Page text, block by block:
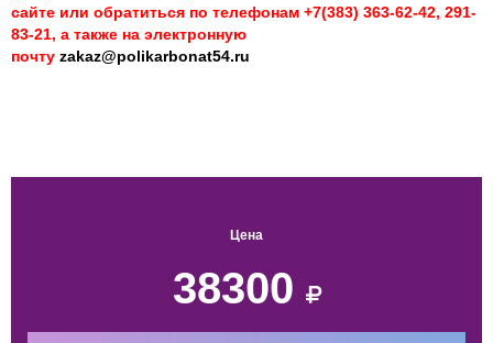
сайте или обратиться по телефонам +7(383) 363-62-42, 291-
83-21, а также на электронную
почту zakaz@polikarbonat54.ru
Цена
38300